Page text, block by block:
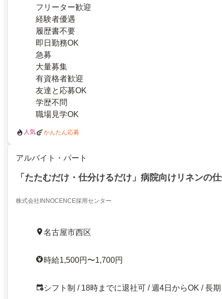
フリーター歓迎
経験者優遇
履歴書不要
即日勤務OK
急募
大量募集
有資格者歓迎
友達と応募OK
学歴不問
職場見学OK
人気 かんたん応募
アルバイト・パート
「たたむだけ・仕分けるだけ」病院向けリネンの
株式会社INNOCENCE採用センター
名古屋市西区
時給1,500円〜1,700円
シフト制 / 18時までに退社可 / 週4日からOK / 長期